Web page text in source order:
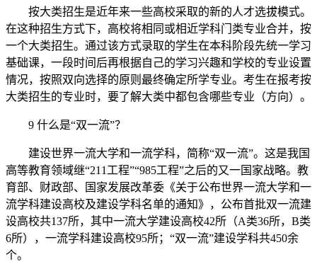
按大类招生是近年来一些高校采取的新的人才选拔模式。
在这种招生方式下，高校将相同或相近学科门类专业合并，按
一个大类招生。通过该方式录取的学生在本科阶段先统一学习
基础课，一段时间后再根据自己的学习兴趣和学校的专业设置
情况，按照双向选择的原则最终确定所学专业。考生在报考按
大类招生的专业时，要了解大类中都包含哪些专业（方向）。
9 什么是“双一流”？
建设世界一流大学和一流学科，简称“双一流”。这是我国
高等教育领域继“211工程”“985工程”之后的又一国家战略。教
育部、财政部、国家发展改革委《关于公布世界一流大学和一
流学科建设高校及建设学科名单的通知》，公布首批双一流建
设高校共137所，其中一流大学建设高校42所（A类36所，B类
6所），一流学科建设高校95所；“双一流”建设学科共450余
个。